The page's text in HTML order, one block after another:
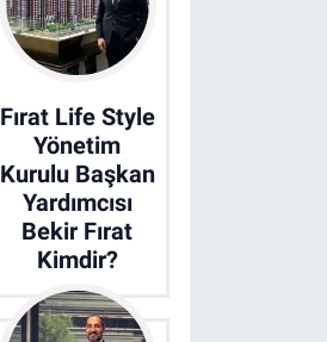
Fırat Life Style
Yönetim
Kurulu Başkan
Yardımcısı
Bekir Fırat
Kimdir?